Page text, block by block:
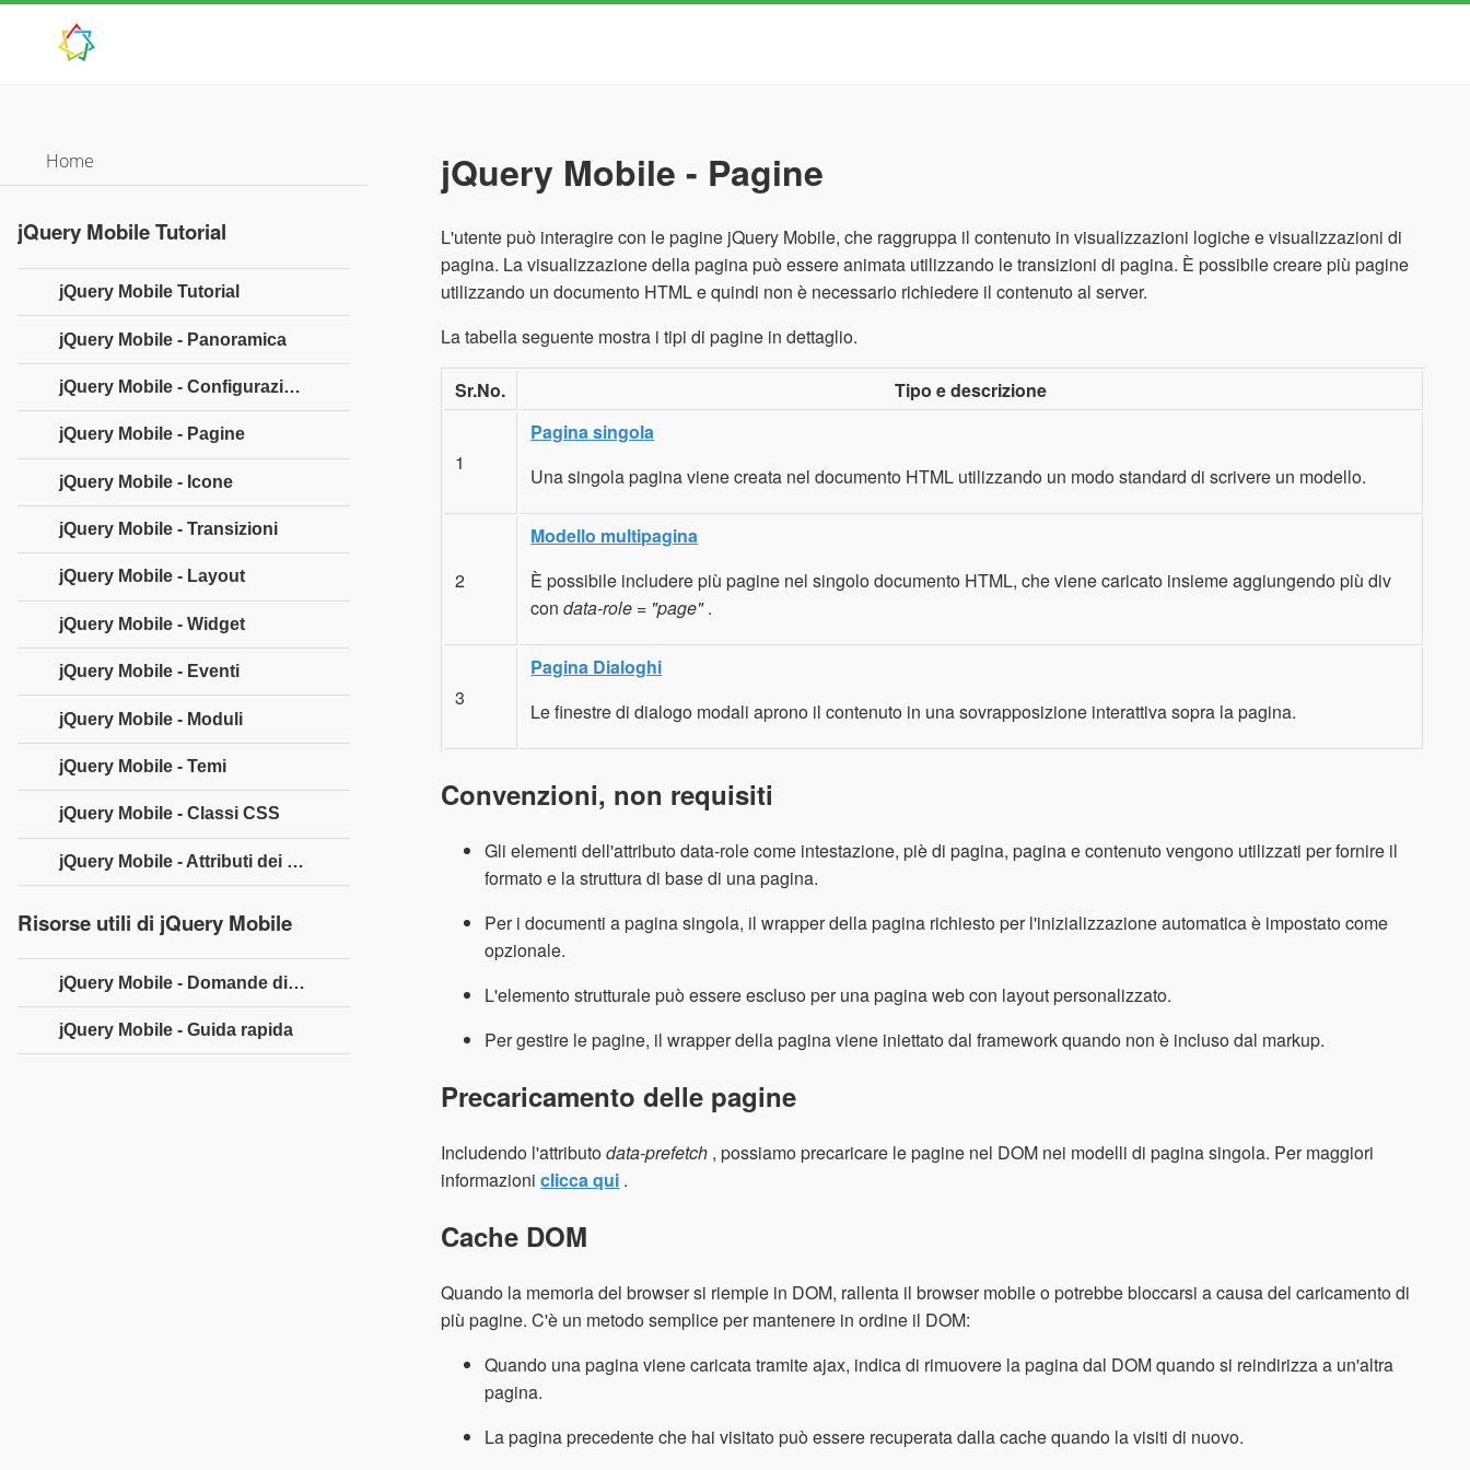
jQuery Mobile - Pagine
L'utente può interagire con le pagine jQuery Mobile, che raggruppa il contenuto in visualizzazioni logiche e visualizzazioni di
pagina. La visualizzazione della pagina può essere animata utilizzando le transizioni di pagina. È possibile creare più pagine
utilizzando un documento HTML e quindi non è necessario richiedere il contenuto al server.
La tabella seguente mostra i tipi di pagine in dettaglio.
Sr.No. Tipo e descrizione
1
Pagina singola
Una singola pagina viene creata nel documento HTML utilizzando un modo standard di scrivere un modello.
2
Modello multipagina
È possibile includere più pagine nel singolo documento HTML, che viene caricato insieme aggiungendo più div
condata-role = "page".
3
Pagina Dialoghi
Le finestre di dialogo modali aprono il contenuto in una sovrapposizione interattiva sopra la pagina.
Convenzioni, non requisiti
Gli elementi dell'attributo data-role come intestazione, piè di pagina, pagina e contenuto vengono utilizzati per fornire il
formato e la struttura di base di una pagina.
Per i documenti a pagina singola, il wrapper della pagina richiesto per l'inizializzazione automatica è impostato come
opzionale.
L'elemento strutturale può essere escluso per una pagina web con layout personalizzato.
Per gestire le pagine, il wrapper della pagina viene iniettato dal framework quando non è incluso dal markup.
Precaricamento delle pagine
Includendo l'attributodata-prefetch , possiamo precaricare le pagine nel DOM nei modelli di pagina singola. Per maggiori
informazioniclicca qui .
Cache DOM
Quando la memoria del browser si riempie in DOM, rallenta il browser mobile o potrebbe bloccarsi a causa del caricamento di
più pagine. C'è un metodo semplice per mantenere in ordine il DOM:
Quando una pagina viene caricata tramite ajax, indica di rimuovere la pagina dal DOM quando si reindirizza a un'altra
pagina.
La pagina precedente che hai visitato può essere recuperata dalla cache quando la visiti di nuovo.
Home
jQuery Mobile Tutorial
jQuery Mobile Tutorial
jQuery Mobile - Panoramica
jQuery Mobile - Configurazione
jQuery Mobile - Pagine
jQuery Mobile - Icone
jQuery Mobile - Transizioni
jQuery Mobile - Layout
jQuery Mobile - Widget
jQuery Mobile - Eventi
jQuery Mobile - Moduli
jQuery Mobile - Temi
jQuery Mobile - Classi CSS
jQuery Mobile - Attributi dei dati
Risorse utili di jQuery Mobile
jQuery Mobile - Domande di intervista
jQuery Mobile - Guida rapida